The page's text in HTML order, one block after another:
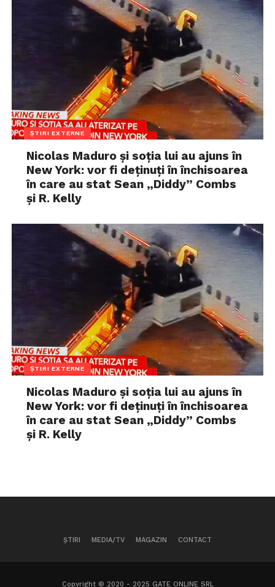
ȘTIRI EXTERNE
Nicolas Maduro și soția lui au ajuns în
New York: vor fi deținuți în închisoarea
în care au stat Sean „Diddy” Combs
și R. Kelly
ȘTIRI EXTERNE
Nicolas Maduro și soția lui au ajuns în
New York: vor fi deținuți în închisoarea
în care au stat Sean „Diddy” Combs
și R. Kelly
ȘTIRI MEDIA/TV MAGAZIN CONTACT
Copyright © 2020 - 2025 GATE ONLINE SRL